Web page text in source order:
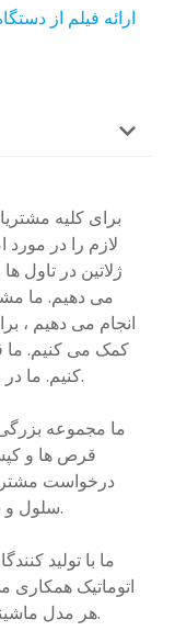
ارائه فیلم از
برای کلیه
لازم را در
ژلاتین در تاول
می دهیم. ما
انجام می دهیم ،
کمک می کنیم. ما
کنیم. ما در فروش تجهیزات دست دوم کمک می کنیم.
ما مجموعه
قرص ها و
درخواست مشتری
سلول و شکل بسته بندی نهایی انتخاب خواهیم کرد.
ما با تولید
اتوماتیک
هر مدل ماشینهای خریداری شده در شرکت خود هستیم.